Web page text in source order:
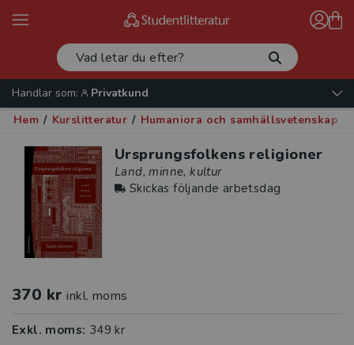
Handlar som:
Privatkund
Hem / Kurslitteratur / Humaniora och samhällsvetenskap
Ursprungsfolkens religioner
Land, minne, kultur
Skickas följande arbetsdag
370 kr inkl. moms
Exkl. moms: 349 kr